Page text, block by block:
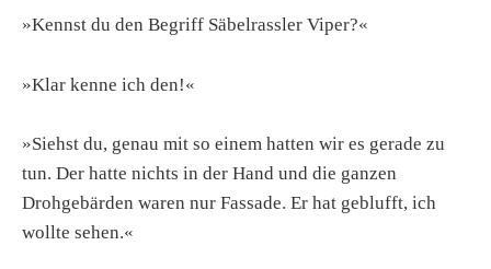
»Kennst du den Begriff Säbelrassler Viper?«
»Klar kenne ich den!«
»Siehst du, genau mit so einem hatten wir es gerade zu
tun. Der hatte nichts in der Hand und die ganzen
Drohgebärden waren nur Fassade. Er hat geblufft, ich
wollte sehen.«